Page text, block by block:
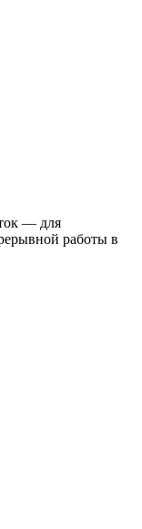
— для
работы в